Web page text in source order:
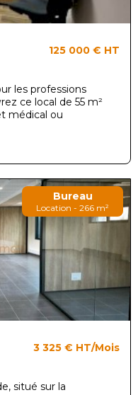
125 000 € HT
les professions
ce local de 55 m²
médical ou
Bureau
Location - 266 m²
3 325 € HT/Mois
situé sur la